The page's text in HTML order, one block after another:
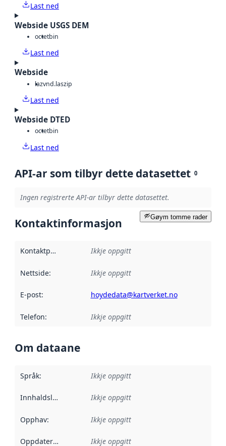
Last ned
Webside USGS DEM
octetbin
Last ned
Webside
lazvnd.laszip
Last ned
Webside DTED
octetbin
Last ned
API-ar som tilbyr dette datasettet 0
Ingen registrerte API-ar tilbyr dette datasettet.
Gøym tomme rader
Kontaktinformasjon
Kontaktpunkt Ikkje oppgitt
Nettside: Ikkje oppgitt
E-post: hoydedata@kartverket.no
Telefon: Ikkje oppgitt
Om dataane
Språk: Ikkje oppgitt
Innhaldsleverandørar :
Ikkje oppgitt
Opphav: Ikkje oppgitt
Oppdateringsfrekvens :
Ikkje oppgitt